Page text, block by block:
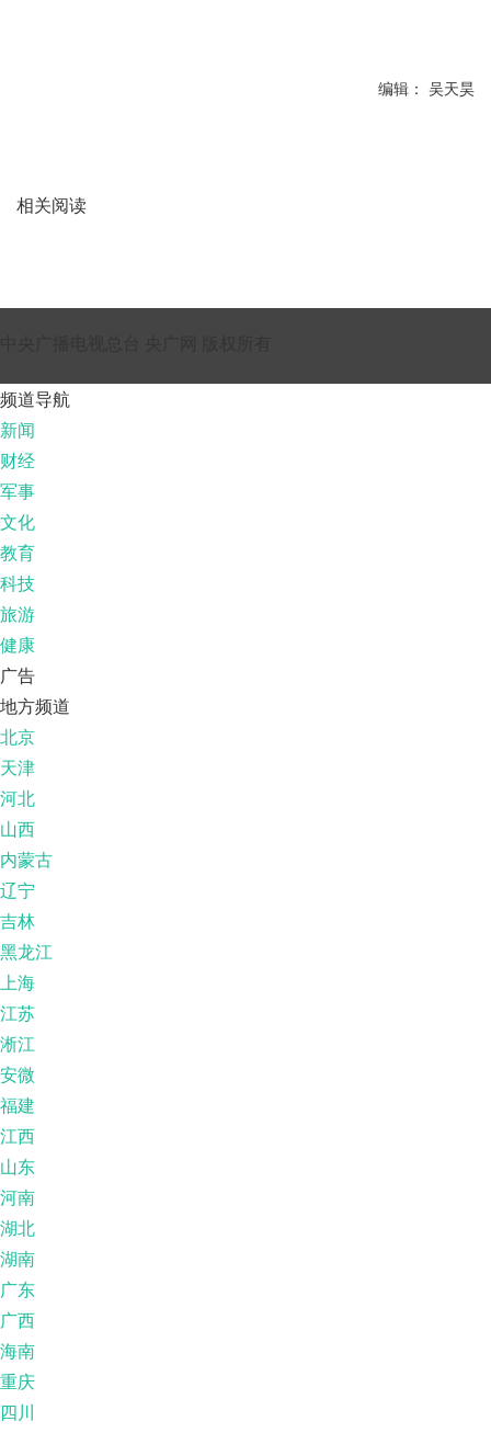
编辑： 吴天昊
相关阅读
频道导航
新闻
财经
军事
文化
教育
科技
旅游
健康
广告
地方频道
北京
天津
河北
山西
内蒙古
辽宁
吉林
黑龙江
上海
江苏
淅江
安微
福建
江西
山东
河南
湖北
湖南
广东
广西
海南
重庆
四川